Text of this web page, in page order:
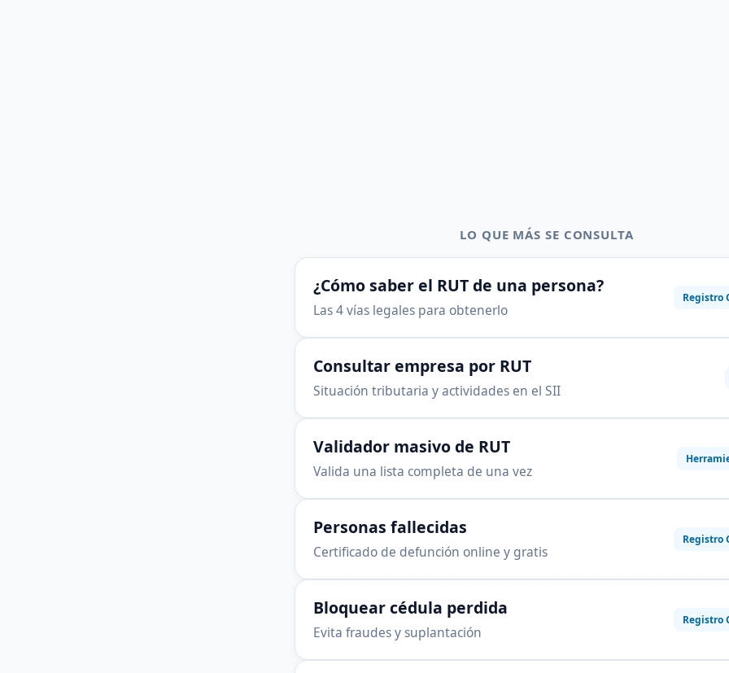
LO QUE MÁS SE CONSULTA
¿Cómo saber el RUT de una persona?
Las 4 vías legales para obtenerlo
Registro
Consultar empresa por RUT
Situación tributaria y actividades en el SII
Validador masivo de RUT
Valida una lista completa de una vez
Personas fallecidas
Certificado de defunción online y gratis
Registro
Bloquear cédula perdida
Evita fraudes y suplantación
Registro